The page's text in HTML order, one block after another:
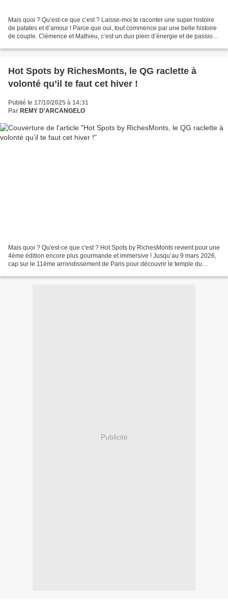
Mais quoi ? Qu’est-ce que c’est ? Laisse-moi te raconter une super histoire
de patates et d’amour ! Parce que oui, tout commence par une belle histoire
de couple. Clémence et Mathieu, c’est un duo plein d’énergie et de passion.
Hot Spots by RichesMonts, le QG raclette à
volonté qu’il te faut cet hiver !
Publié le 17/10/2025 à 14:31
Par REMY D'ARCANGELO
Mais quoi ? Qu'est-ce que c'est ? Hot Spots by RichesMonts revient pour une
4ème édition encore plus gourmande et immersive ! Jusqu’au 9 mars 2026,
cap sur le 11ème arrondissement de Paris pour découvrir le temple du
Publicité